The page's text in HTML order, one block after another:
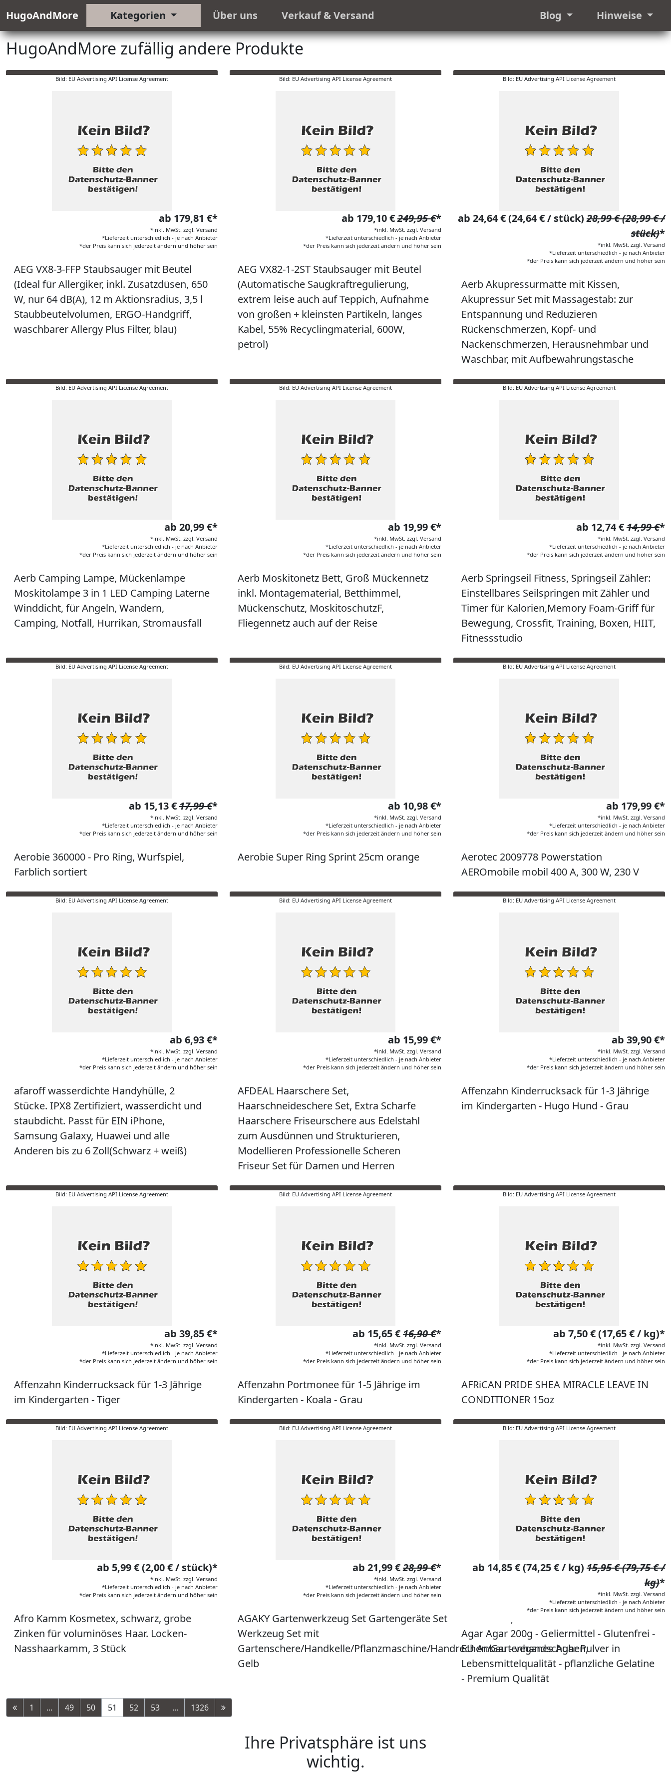
HugoAndMore Kategorien Über uns Verkauf & Versand Blog Hinweise
HugoAndMore zufällig andere Produkte
Bild: EU Advertising API License Agreement
ab 179,81 €*
*inkl. MwSt. zzgl. Versand
*Lieferzeit unterschiedlich - je nach Anbieter
*der Preis kann sich jederzeit ändern und höher sein
AEG VX8-3-FFP Staubsauger mit Beutel
(Ideal für Allergiker, inkl. Zusatzdüsen, 650
W, nur 64 dB(A), 12 m Aktionsradius, 3,5 l
Staubbeutelvolumen, ERGO-Handgriff,
waschbarer Allergy Plus Filter, blau)
Bild: EU Advertising API License Agreement
ab 179,10 €249,95 €*
*inkl. MwSt. zzgl. Versand
*Lieferzeit unterschiedlich - je nach Anbieter
*der Preis kann sich jederzeit ändern und höher sein
AEG VX82-1-2ST Staubsauger mit Beutel
(Automatische Saugkraftregulierung,
extrem leise auch auf Teppich, Aufnahme
von großen + kleinsten Partikeln, langes
Kabel, 55% Recyclingmaterial, 600W,
petrol)
Bild: EU Advertising API License Agreement
ab 24,64 € (24,64 € / stück)28,99 € (28,99 € /
stück)*
*inkl. MwSt. zzgl. Versand
*Lieferzeit unterschiedlich - je nach Anbieter
*der Preis kann sich jederzeit ändern und höher sein
Aerb Akupressurmatte mit Kissen,
Akupressur Set mit Massagestab: zur
Entspannung und Reduzieren
Rückenschmerzen, Kopf- und
Nackenschmerzen, Herausnehmbar und
Waschbar, mit Aufbewahrungstasche
Bild: EU Advertising API License Agreement
ab 20,99 €*
*inkl. MwSt. zzgl. Versand
*Lieferzeit unterschiedlich - je nach Anbieter
*der Preis kann sich jederzeit ändern und höher sein
Aerb Camping Lampe, Mückenlampe
Moskitolampe 3 in 1 LED Camping Laterne
Winddicht, für Angeln, Wandern,
Camping, Notfall, Hurrikan, Stromausfall
Bild: EU Advertising API License Agreement
ab 19,99 €*
*inkl. MwSt. zzgl. Versand
*Lieferzeit unterschiedlich - je nach Anbieter
*der Preis kann sich jederzeit ändern und höher sein
Aerb Moskitonetz Bett, Groß Mückennetz
inkl. Montagematerial, Betthimmel,
Mückenschutz, MoskitoschutzF,
Fliegennetz auch auf der Reise
Bild: EU Advertising API License Agreement
ab 12,74 €14,99 €*
*inkl. MwSt. zzgl. Versand
*Lieferzeit unterschiedlich - je nach Anbieter
*der Preis kann sich jederzeit ändern und höher sein
Aerb Springseil Fitness, Springseil Zähler:
Einstellbares Seilspringen mit Zähler und
Timer für Kalorien,Memory Foam-Griff für
Bewegung, Crossfit, Training, Boxen, HIIT,
Fitnessstudio
Bild: EU Advertising API License Agreement
ab 15,13 €17,99 €*
*inkl. MwSt. zzgl. Versand
*Lieferzeit unterschiedlich - je nach Anbieter
*der Preis kann sich jederzeit ändern und höher sein
Aerobie 360000 - Pro Ring, Wurfspiel,
Farblich sortiert
Bild: EU Advertising API License Agreement
ab 10,98 €*
*inkl. MwSt. zzgl. Versand
*Lieferzeit unterschiedlich - je nach Anbieter
*der Preis kann sich jederzeit ändern und höher sein
Aerobie Super Ring Sprint 25cm orange
Bild: EU Advertising API License Agreement
ab 179,99 €*
*inkl. MwSt. zzgl. Versand
*Lieferzeit unterschiedlich - je nach Anbieter
*der Preis kann sich jederzeit ändern und höher sein
Aerotec 2009778 Powerstation
AEROmobile mobil 400 A, 300 W, 230 V
Bild: EU Advertising API License Agreement
ab 6,93 €*
*inkl. MwSt. zzgl. Versand
*Lieferzeit unterschiedlich - je nach Anbieter
*der Preis kann sich jederzeit ändern und höher sein
afaroff wasserdichte Handyhülle, 2
Stücke. IPX8 Zertifiziert, wasserdicht und
staubdicht. Passt für EIN iPhone,
Samsung Galaxy, Huawei und alle
Anderen bis zu 6 Zoll(Schwarz + weiß)
Bild: EU Advertising API License Agreement
ab 15,99 €*
*inkl. MwSt. zzgl. Versand
*Lieferzeit unterschiedlich - je nach Anbieter
*der Preis kann sich jederzeit ändern und höher sein
AFDEAL Haarschere Set,
Haarschneideschere Set, Extra Scharfe
Haarschere Friseurschere aus Edelstahl
zum Ausdünnen und Strukturieren,
Modellieren Professionelle Scheren
Friseur Set für Damen und Herren
Bild: EU Advertising API License Agreement
ab 39,90 €*
*inkl. MwSt. zzgl. Versand
*Lieferzeit unterschiedlich - je nach Anbieter
*der Preis kann sich jederzeit ändern und höher sein
Affenzahn Kinderrucksack für 1-3 Jährige
im Kindergarten - Hugo Hund - Grau
Bild: EU Advertising API License Agreement
ab 39,85 €*
*inkl. MwSt. zzgl. Versand
*Lieferzeit unterschiedlich - je nach Anbieter
*der Preis kann sich jederzeit ändern und höher sein
Affenzahn Kinderrucksack für 1-3 Jährige
im Kindergarten - Tiger
Bild: EU Advertising API License Agreement
ab 15,65 €16,90 €*
*inkl. MwSt. zzgl. Versand
*Lieferzeit unterschiedlich - je nach Anbieter
*der Preis kann sich jederzeit ändern und höher sein
Affenzahn Portmonee für 1-5 Jährige im
Kindergarten - Koala - Grau
Bild: EU Advertising API License Agreement
ab 7,50 € (17,65 € / kg)*
*inkl. MwSt. zzgl. Versand
*Lieferzeit unterschiedlich - je nach Anbieter
*der Preis kann sich jederzeit ändern und höher sein
AFRiCAN PRIDE SHEA MIRACLE LEAVE IN
CONDITIONER 15oz
Bild: EU Advertising API License Agreement
ab 5,99 € (2,00 € / stück)*
*inkl. MwSt. zzgl. Versand
*Lieferzeit unterschiedlich - je nach Anbieter
*der Preis kann sich jederzeit ändern und höher sein
Afro Kamm Kosmetex, schwarz, grobe
Zinken für voluminöses Haar. Locken-
Nasshaarkamm, 3 Stück
Bild: EU Advertising API License Agreement
ab 21,99 €28,99 €*
*inkl. MwSt. zzgl. Versand
*Lieferzeit unterschiedlich - je nach Anbieter
*der Preis kann sich jederzeit ändern und höher sein
AGAKY Gartenwerkzeug Set Gartengeräte Set aus Edelstahl, 5 TLG Garten
Werkzeug Set mit
Gartenschere/Handkelle/Pflanzmaschine/Handrechen/Gartenhandschuhen,
Gelb
Bild: EU Advertising API License Agreement
ab 14,85 € (74,25 € / kg) 15,95 € (79,75 € /
kg)*
*inkl. MwSt. zzgl. Versand
*Lieferzeit unterschiedlich - je nach Anbieter
*der Preis kann sich jederzeit ändern und höher sein
Agar Agar 200g - Geliermittel - Glutenfrei -
EU Anbau - veganes Agar Pulver in
Lebensmittelqualität - pflanzliche Gelatine
- Premium Qualität
1 ... 49 50 51 52 53 ... 1326
Ihre Privatsphäre ist uns
wichtig.